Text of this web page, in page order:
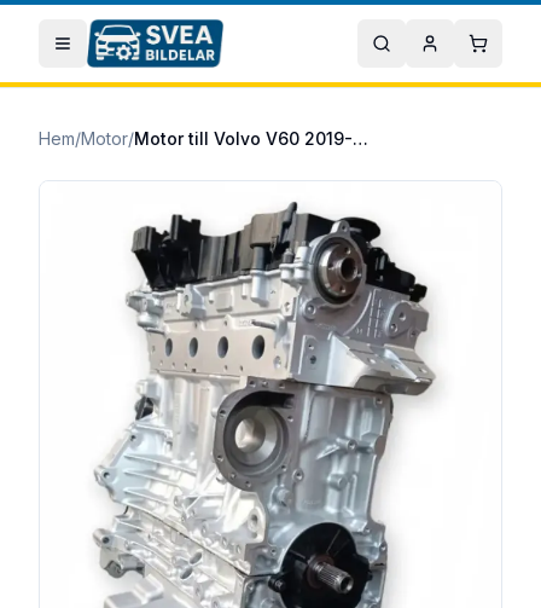
Hoppa till huvudinnehåll
Öppna meny Sök Mitt konto
Hem/Motor/ Motor till Volvo V60 2019-2024 D4204T16